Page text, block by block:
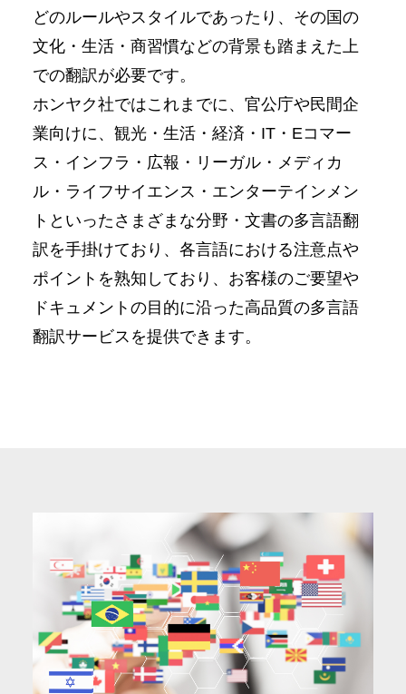
どのルールやスタイルであったり、その国の
⽂化・⽣活・商習慣などの背景も踏まえた上
での翻訳が必要です。
ホンヤク社ではこれまでに、官公庁や⺠間企
業向けに、観光・⽣活・経済・IT・Eコマー
ス・インフラ・広報・リーガル・メディカ
ル・ライフサイエンス・エンターテインメン
トといったさまざまな分野・⽂書の多⾔語翻
訳を⼿掛けており、各⾔語における注意点や
ポイントを熟知しており、お客様のご要望や
ドキュメントの⽬的に沿った⾼品質の多⾔語
翻訳サービスを提供できます。